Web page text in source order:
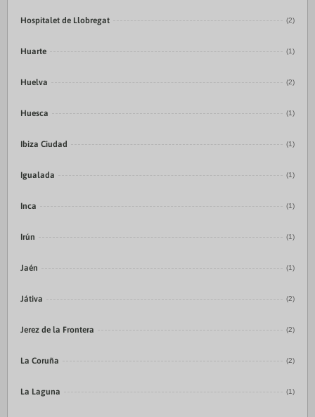
Hospitalet de Llobregat (2)
Huarte (1)
Huelva (2)
Huesca (1)
Ibiza Ciudad (1)
Igualada (1)
Inca (1)
Irún (1)
Jaén (1)
Játiva (2)
Jerez de la Frontera (2)
La Coruña (2)
La Laguna (1)